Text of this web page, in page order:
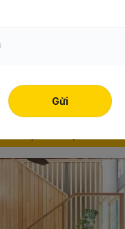
diện tích hẹp. Trên thị
văn khác biệt. Nhằm
đây sẽ giới thiệu hơn